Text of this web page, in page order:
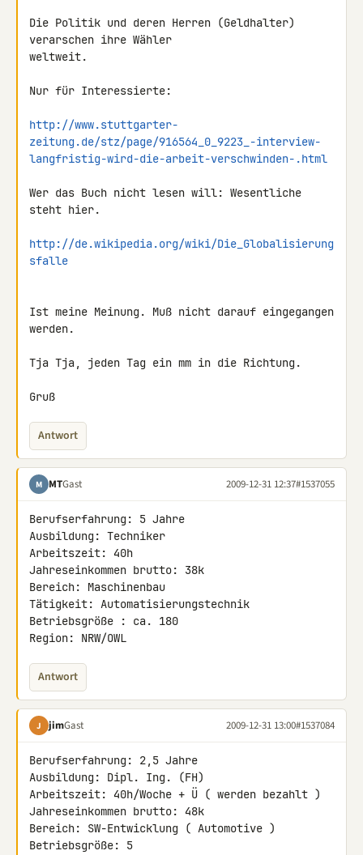
Die Politik und deren Herren (Geldhalter)
verarschen ihre Wähler
weltweit.
Nur für Interessierte:
http://www.stuttgarter-
zeitung.de/stz/page/916564_0_9223_-interview-
langfristig-wird-die-arbeit-verschwinden-.html
Wer das Buch nicht lesen will: Wesentliche
steht hier.
http://de.wikipedia.org/wiki/Die_Globalisierung
sfalle
Ist meine Meinung. Muß nicht darauf eingegangen
werden.
Tja Tja, jeden Tag ein mm in die Richtung.
Gruß
Antwort
M MTGast 2009-12-31 12:37#1537055
Berufserfahrung: 5 Jahre
Ausbildung: Techniker
Arbeitszeit: 40h
Jahreseinkommen brutto: 38k
Bereich: Maschinenbau
Tätigkeit: Automatisierungstechnik
Betriebsgröße : ca. 180
Region: NRW/OWL
Antwort
J jimGast 2009-12-31 13:00#1537084
Berufserfahrung: 2,5 Jahre
Ausbildung: Dipl. Ing. (FH)
Arbeitszeit: 40h/Woche + Ü ( werden bezahlt )
Jahreseinkommen brutto: 48k
Bereich: SW-Entwicklung ( Automotive )
Betriebsgröße: 5